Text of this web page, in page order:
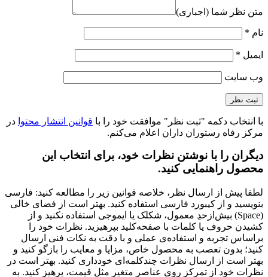
متن نظر شما (اجباری)
نام *
ایمیل *
وب‌ سایت
با انتخاب دکمه "ثبت نظر" موافقت خود را با قوانین انتشار محتوا در
مرکز رفاه رستوران داران اعلام می‌کنم.
دیگران را با نوشتن نظرات خود، برای انتخاب این
محصول راهنمایی کنید.
لطفا پیش از ارسال نظر، خلاصه قوانین زیر را مطالعه کنید: فارسی
بنویسید و از کیبورد فارسی استفاده کنید. بهتر است از فضای خالی
(Space) بیش‌از‌حدِ معمول، شکلک یا ایموجی استفاده نکنید و از
کشیدن حروف یا کلمات با صفحه‌کلید بپرهیزید. نظرات خود را
براساس تجربه و استفاده‌ی عملی و با دقت به نکات فنی ارسال
کنید؛ بدون تعصب به محصول خاص، مزایا و معایب را بازگو کنید و
بهتر است از ارسال نظرات چندکلمه‌‌ای خودداری کنید. بهتر است در
نظرات خود از تمرکز روی عناصر متغیر مثل قیمت، پرهیز کنید. به